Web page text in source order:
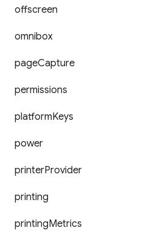
offscreen
omnibox
pageCapture
permissions
platformKeys
power
printerProvider
printing
printingMetrics